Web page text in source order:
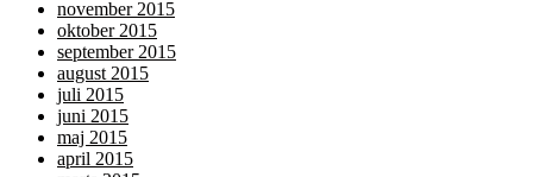
november 2015
oktober 2015
september 2015
august 2015
juli 2015
juni 2015
maj 2015
april 2015